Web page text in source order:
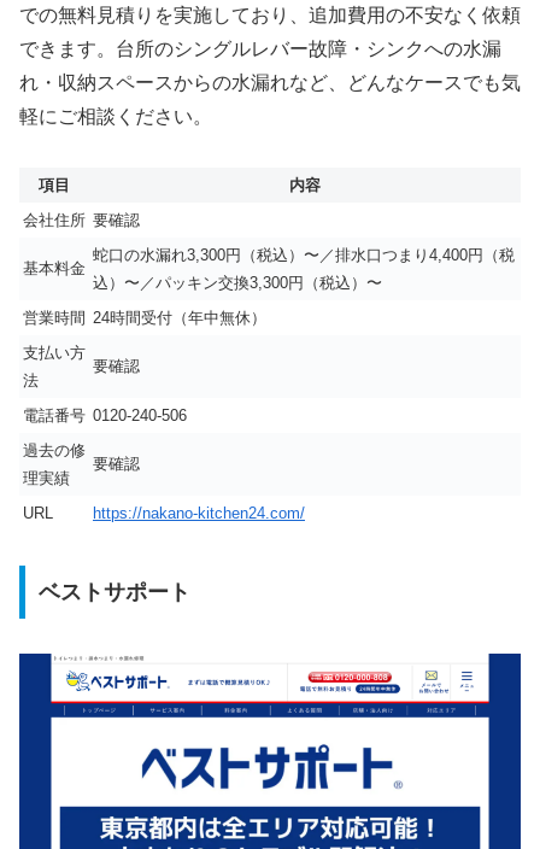
での無料見積りを実施しており、追加費用の不安なく依頼
できます。台所のシングルレバー故障・シンクへの水漏
れ・収納スペースからの水漏れなど、どんなケースでも気
軽にご相談ください。
項目
内容
会社住所 要確認
基本料金
蛇口の水漏れ3,300円（税込）〜／排水口つまり4,400円（税
込）〜／パッキン交換3,300円（税込）〜
営業時間 24時間受付（年中無休）
支払い方
法
要確認
電話番号 0120-240-506
過去の修
理実績
要確認
URL https://nakano-kitchen24.com/
ベストサポート